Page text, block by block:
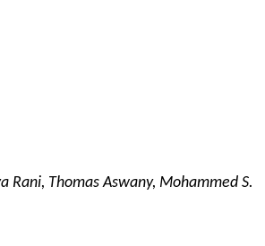
Rani, Thomas Aswany, Mohammed S.